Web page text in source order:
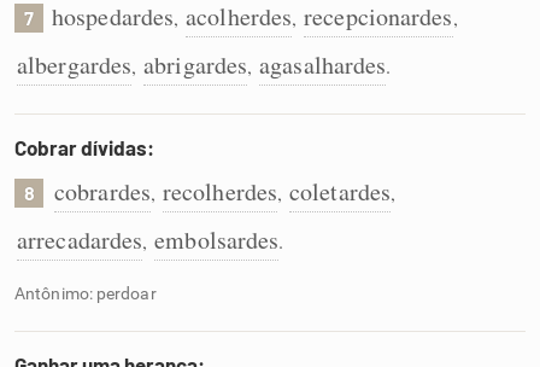
7 hospedardes, acolherdes, recepcionardes,
albergardes, abrigardes, agasalhardes.
Cobrar dívidas:
8 cobrardes, recolherdes, coletardes,
arrecadardes, embolsardes.
Antônimo: perdoar